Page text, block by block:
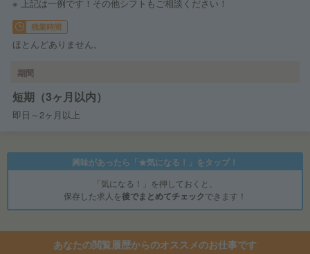
※ 上記は一例です！その他シフトもご相談ください！
残業時間
ほとんどありません。
期間
短期（3ヶ月以内）
即日～2ヶ月以上
興味があったら「★気になる！」をタップ！
「気になる！」を押しておくと、
保存した求人を後でまとめてチェックできます！
あなたの閲覧履歴からのオススメのお仕事です